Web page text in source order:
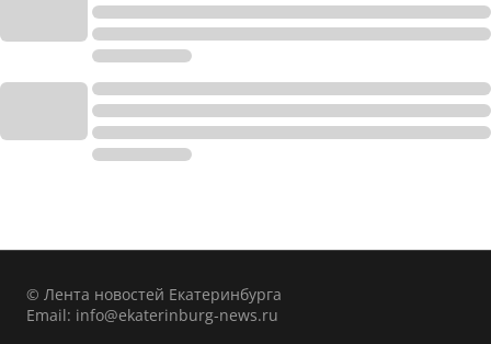
© Лента новостей Екатеринбурга
Email: info@ekaterinburg-news.ru